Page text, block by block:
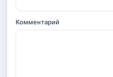
Комментарий